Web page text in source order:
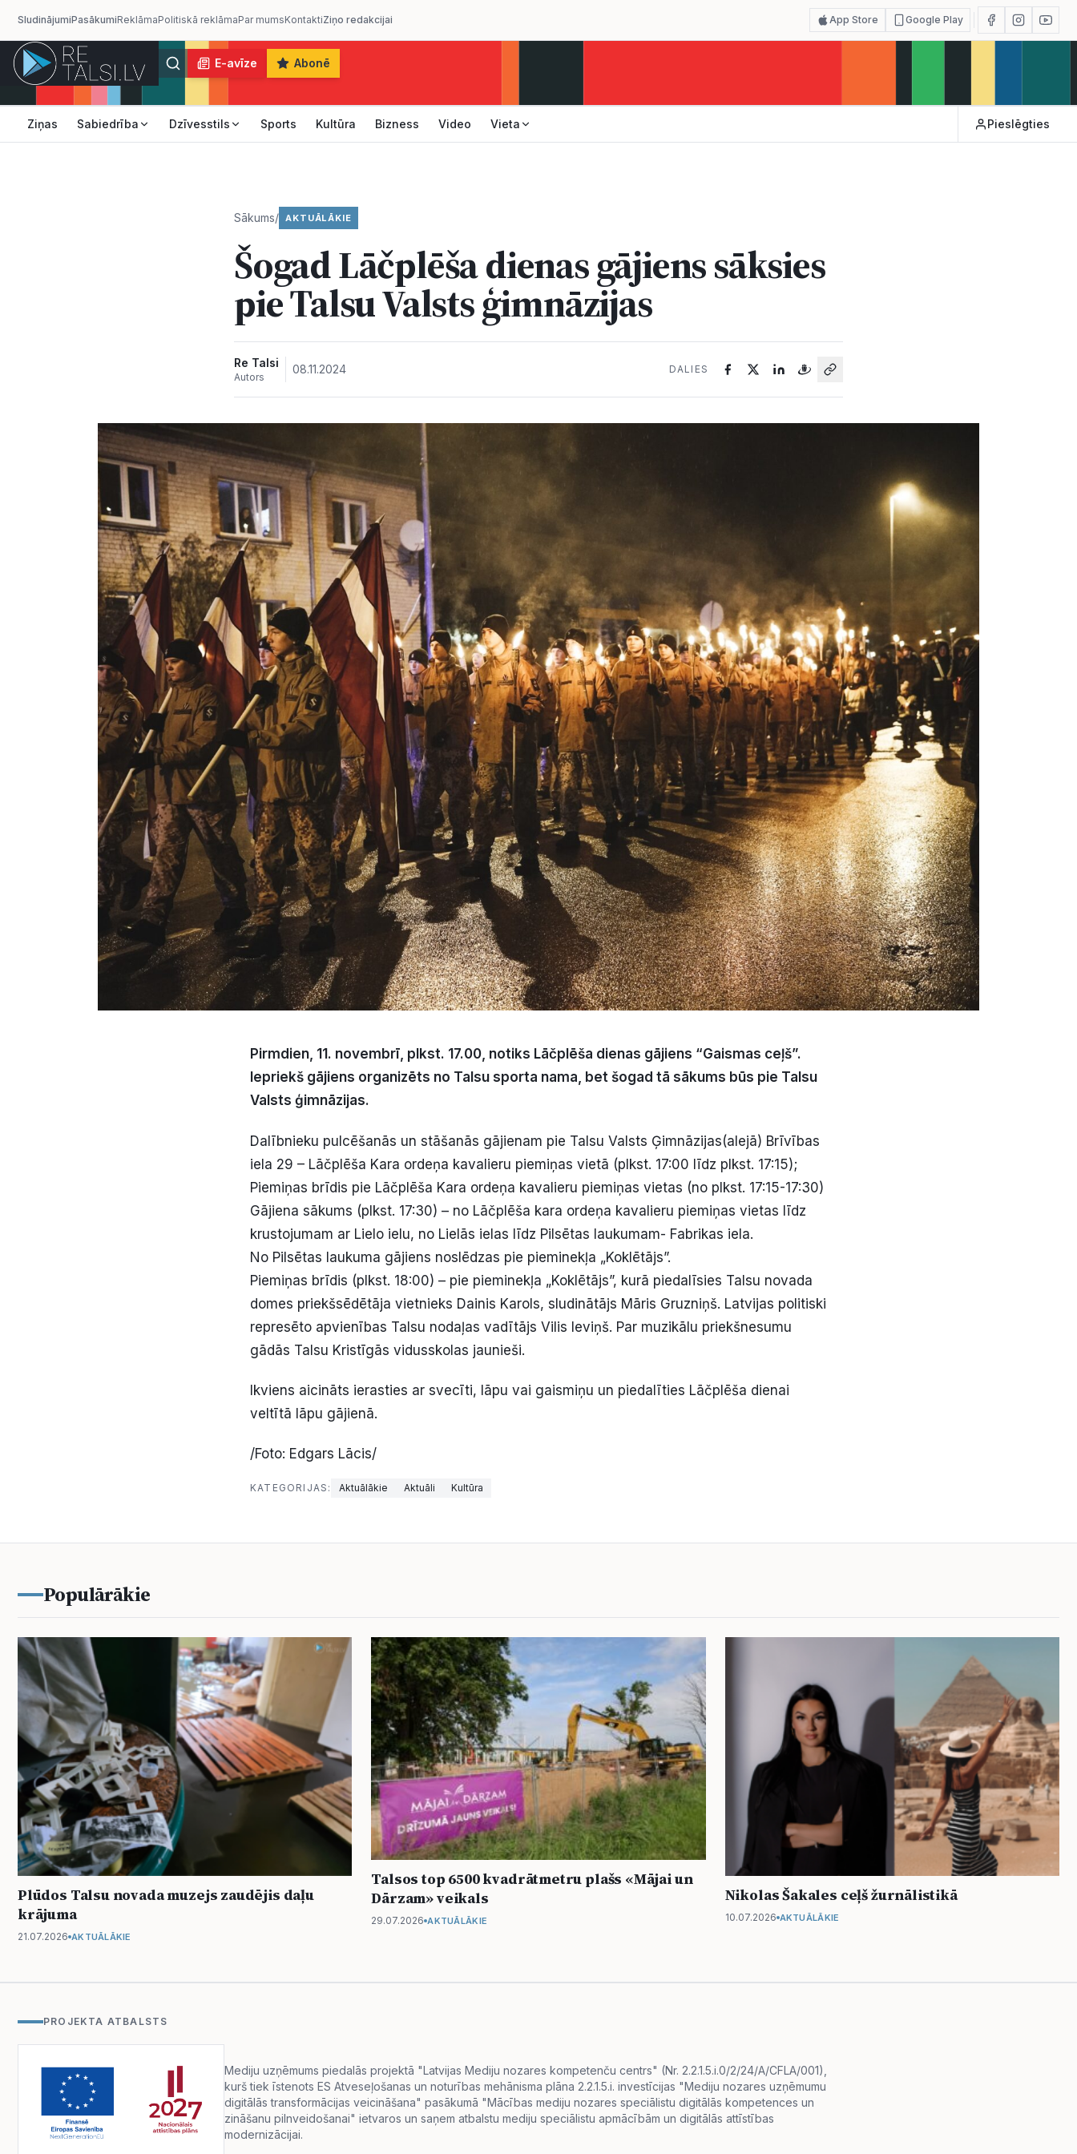
SludinājumiPasākumiReklāmaPolitiskā reklāmaPar mumsKontaktiZiņo redakcijai App Store Google Play
E-avīze Abonē
Ziņas Sabiedrība Dzīvesstils Sports Kultūra Bizness Video Vieta Pieslēgties
Sākums/ AKTUĀLĀKIE
Šogad Lāčplēša dienas gājiens sāksies
pie Talsu Valsts ģimnāzijas
Re Talsi
Autors
08.11.2024 DALIES
Pirmdien, 11. novembrī, plkst. 17.00, notiks Lāčplēša dienas gājiens “Gaismas ceļš”.
Iepriekš gājiens organizēts no Talsu sporta nama, bet šogad tā sākums būs pie Talsu
Valsts ģimnāzijas.
Dalībnieku pulcēšanās un stāšanās gājienam pie Talsu Valsts Ģimnāzijas(alejā) Brīvības
iela 29 – Lāčplēša Kara ordeņa kavalieru piemiņas vietā (plkst. 17:00 līdz plkst. 17:15);
Piemiņas brīdis pie Lāčplēša Kara ordeņa kavalieru piemiņas vietas (no plkst. 17:15-17:30)
Gājiena sākums (plkst. 17:30) – no Lāčplēša kara ordeņa kavalieru piemiņas vietas līdz
krustojumam ar Lielo ielu, no Lielās ielas līdz Pilsētas laukumam- Fabrikas iela.
No Pilsētas laukuma gājiens noslēdzas pie pieminekļa „Koklētājs”.
Piemiņas brīdis (plkst. 18:00) – pie pieminekļa „Koklētājs”, kurā piedalīsies Talsu novada
domes priekšsēdētāja vietnieks Dainis Karols, sludinātājs Māris Gruzniņš. Latvijas politiski
represēto apvienības Talsu nodaļas vadītājs Vilis Ieviņš. Par muzikālu priekšnesumu
gādās Talsu Kristīgās vidusskolas jaunieši.
Ikviens aicināts ierasties ar svecīti, lāpu vai gaismiņu un piedalīties Lāčplēša dienai
veltītā lāpu gājienā.
/Foto: Edgars Lācis/
KATEGORIJAS: Aktuālākie Aktuāli Kultūra
Populārākie
Plūdos Talsu novada muzejs zaudējis daļu
krājuma
21.07.2026 AKTUĀLĀKIE
Talsos top 6500 kvadrātmetru plašs «Mājai un
Dārzam» veikals
29.07.2026 AKTUĀLĀKIE
Nikolas Šakales ceļš žurnālistikā
10.07.2026 AKTUĀLĀKIE
PROJEKTA ATBALSTS
Mediju uzņēmums piedalās projektā "Latvijas Mediju nozares kompetenču centrs" (Nr. 2.2.1.5.i.0/2/24/A/CFLA/001),
kurš tiek īstenots ES Atveseļošanas un noturības mehānisma plāna 2.2.1.5.i. investīcijas "Mediju nozares uzņēmumu
digitālās transformācijas veicināšana" pasākumā "Mācības mediju nozares speciālistu digitālās kompetences un
zināšanu pilnveidošanai" ietvaros un saņem atbalstu mediju speciālistu apmācībām un digitālās attīstības
modernizācijai.